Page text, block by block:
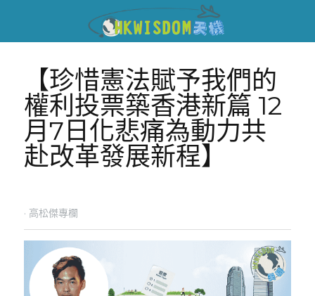
【珍惜憲法賦予我們的
權利投票築香港新篇 12
月7日化悲痛為動力共
赴改革發展新程】
· 高松傑專欄